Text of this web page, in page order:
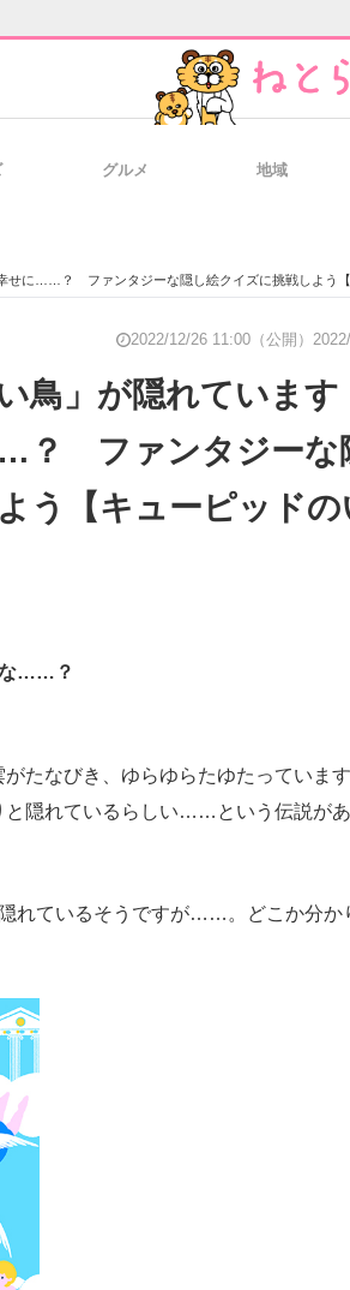
品の総合サイト IT製品の技術・比較・事例
グルメ 地域
？ ファンタジーな隠し絵クイズに挑戦しよう【キューピ
2022/12/26 11:00（公開）
鳥」が隠れていま
？ ファンタジーな
う【キューピッド
な……？
たなびき、ゆらゆらたゆたっています
隠れているらしい……という伝説があ
れているそうですが……。どこか分